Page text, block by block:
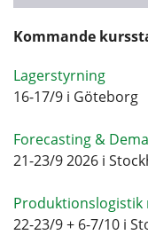
Kommande
Lagerstyrning
16-17/9 i Göteborg
Forecasting &
21-23/9 2026 i
Produktionslogistik
22-23/9 + 6-7/10 i